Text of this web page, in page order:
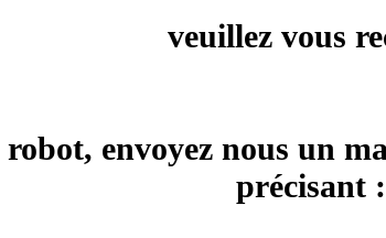
veuillez vous
envoyez nous un
précisant